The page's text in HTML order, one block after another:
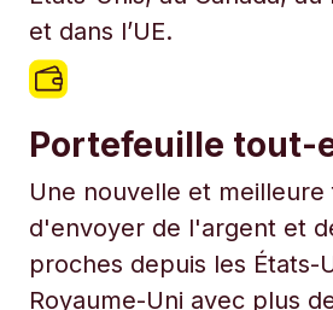
et dans l’UE.
Portefeuille tout-
Une nouvelle et meilleure
d'envoyer de l'argent et
proches depuis les États-
Royaume-Uni avec plus